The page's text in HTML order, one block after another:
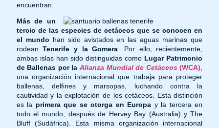
encuentran.
Más de un
tercio de las especies de cetáceos que se conocen en
el mundo han sido avistados en las aguas marinas que
rodeanTenerife y la Gomera. Por ello, recientemente,
ambas islas han sido distinguidas como Lugar Patrimonio
de Ballenas por la Alianza Mundial de Cetáceos(WCA),
una organización internacional que trabaja para proteger
ballenas, delfines y marsopas, luchando contra la
cautividad y la explotación de los cetáceos. Esta distinción
es la primera que se otorga en Europa y la tercera en
todo el mundo, después de Hervey Bay (Australia) y The
Bluff (Sudáfrica). Esta misma organización internacional